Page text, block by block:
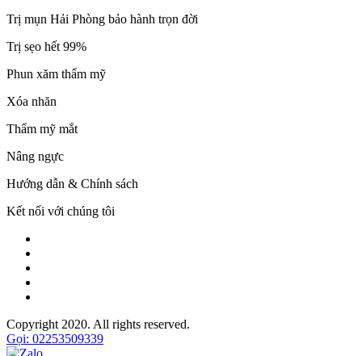
Trị mụn Hải Phòng bảo hành trọn đời
Trị sẹo hết 99%
Phun xăm thẩm mỹ
Xóa nhăn
Thẩm mỹ mắt
Nâng ngực
Hướng dẫn & Chính sách
Kết nối với chúng tôi
Copyright 2020. All rights reserved.
Gọi: 02253509339